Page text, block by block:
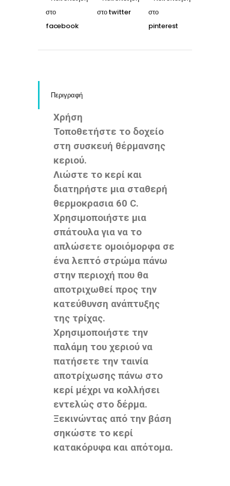
Περιγραφή
Χρήση
Τοποθετήστε το δοχείο
στη συσκευή θέρμανσης
κεριού.
Λιώστε το κερί και
διατηρήστε μια σταθερή
θερμοκρασια 60 C.
Χρησιμοποιήστε μια
σπάτουλα για να το
απλώσετε ομοιόμορφα σε
ένα λεπτό στρώμα πάνω
στην περιοχή που θα
αποτριχωθεί προς την
κατεύθυνση ανάπτυξης
της τρίχας.
Χρησιμοποιήστε την
παλάμη του χεριού να
πατήσετε την ταινία
αποτρίχωσης πάνω στο
κερί μέχρι να κολλήσει
εντελώς στο δέρμα.
Ξεκινώντας από την βάση
σηκώστε το κερί
κατακόρυφα και απότομα.